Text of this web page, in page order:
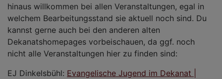
hinaus willkommen bei allen Veranstaltungen, egal in
welchem Bearbeitungsstand sie aktuell noch sind. Du
kannst gerne auch bei den anderen alten
Dekanatshomepages vorbeischauen, da ggf. noch
nicht alle Veranstaltungen hier zu finden sind:
EJ Dinkelsbühl: Evangelische Jugend im Dekanat |